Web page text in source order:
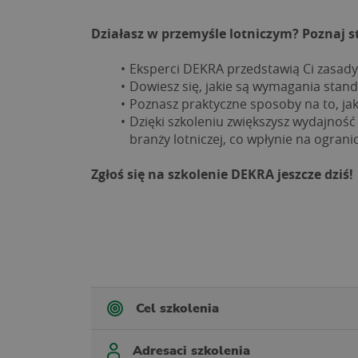
Działasz w przemyśle lotniczym?
Eksperci DEKRA przedstawią Ci
Dowiesz się, jakie są wymagania
Poznasz praktyczne sposoby na to,
Dzięki szkoleniu zwiększysz
branży lotniczej, co wpłynie na
Zgłoś się na szkolenie DEKRA jeszcze dziś!
Cel szkolenia
Adresaci szkolenia